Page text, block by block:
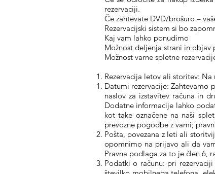
rezervaciji.
Če zahtevate DVD/brošuro –
Rezervacijski sistem si bo
Kaj vam lahko ponudimo
Možnost deljenja strani in
Možnost varne spletne
Rezervacija letov ali storitev:
Datumi rezervacije: Zahtevamo
naslov za izstavitev računa in
Dodatne informacije lahko
kot take označene na naši
prevozne pogodbe z vami;
Pošta, povezana z leti ali
opomnimo na prijavo ali da
Pravna podlaga za to je člen 6,
Podatki o računu: pri